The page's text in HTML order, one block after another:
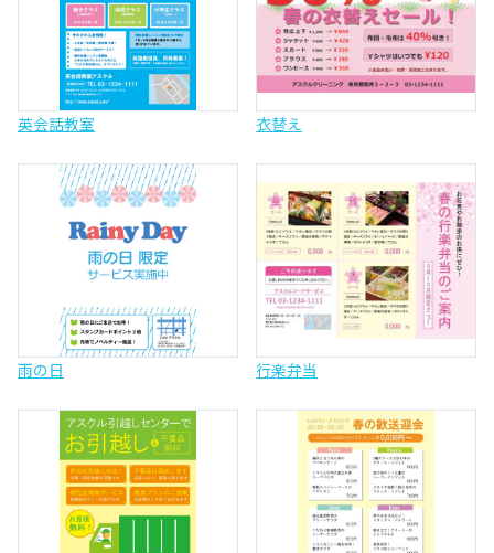
英会話教室 衣替え
雨の日 行楽弁当